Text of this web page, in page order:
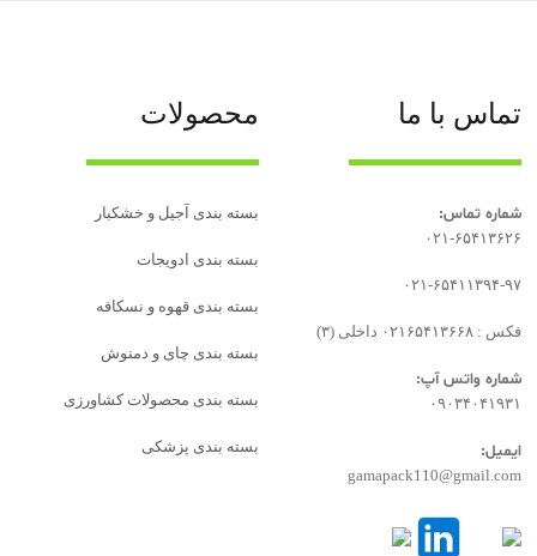
تماس با ما
شماره تماس:
۰۲۱-۶۵۴۱۳۶۲۶
۰۲۱-۶۵۴۱۱۳۹۴-۹۷
فکس : ۰۲۱۶۵۴۱۳۶۶۸ داخلی (۳)
شماره واتس آپ:
۰۹۰۳۴۰۴۱۹۳۱
ایمیل:
gamapack110@gmail.com
محصولات
بسته بندی آجیل و خشکبار
بسته‌ بندی ادویجات
بسته بندی قهوه و نسکافه
بسته بندی چای و دمنوش
بسته بندی محصولات کشاورزی
بسته بندی پزشکی